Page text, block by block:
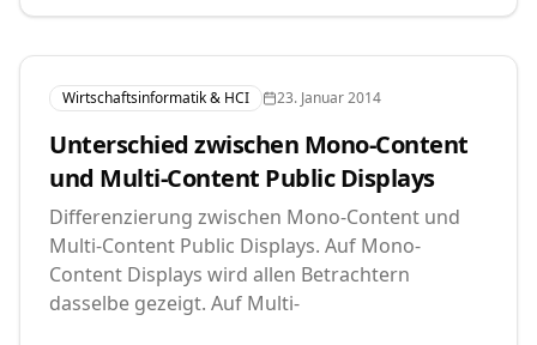
Wirtschaftsinformatik & HCI 23. Januar 2014
Unterschied zwischen Mono-Content
und Multi-Content Public Displays
Differenzierung zwischen Mono-Content und
Multi-Content Public Displays. Auf Mono-
Content Displays wird allen Betrachtern
dasselbe gezeigt. Auf Multi-